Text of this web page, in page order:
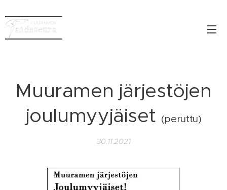
Muuramen järjestöjen
joulumyyjäiset (peruttu)
30.11.2021